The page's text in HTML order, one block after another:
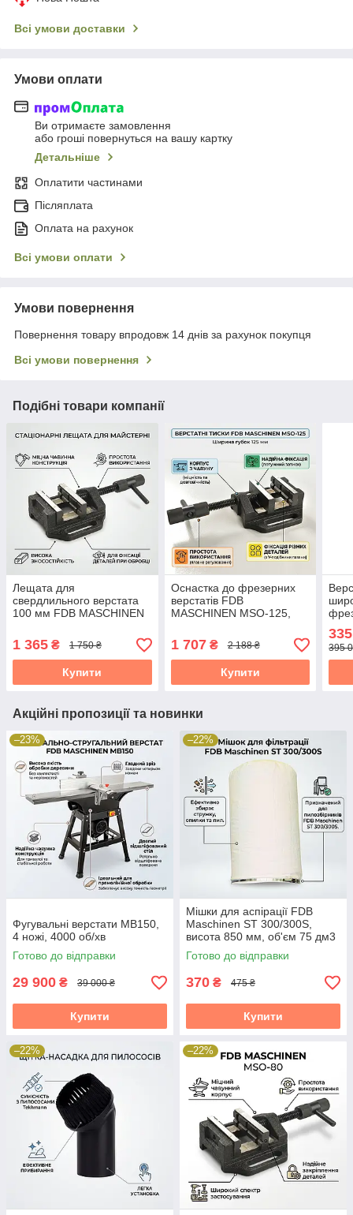
Всі умови доставки
Умови оплати
Ви отримаєте замовлення
або гроші повернуться на вашу картку
Детальніше
Оплатити частинами
Післяплата
Оплата на рахунок
Всі умови оплати
Умови повернення
Повернення товару впродовж 14 днів за рахунок покупця
Всі умови повернення
Подібні товари компанії
Лещата для
свердлильного верстата
100 мм FDB MASCHINEN
мм
1 365 ₴ 1 750 ₴
Купити
Оснастка до фрезерних
верстатів FDB
MASCHINEN MSO-125,
1 707₴ 2 188 ₴
Купити
395
Акційні пропозиції та новинки
–23%
Фугувальні верстати MB150,
4 ножі, 4000 об/хв
Готово до відправки
29 900 ₴ 39 000 ₴
Купити
–22%
Мішки для аспірації FDB
Maschinen ST 300/300S,
висота 850 мм, об'єм 75 дм3
Готово до відправки
370 ₴ 475 ₴
Купити
–22% –22%